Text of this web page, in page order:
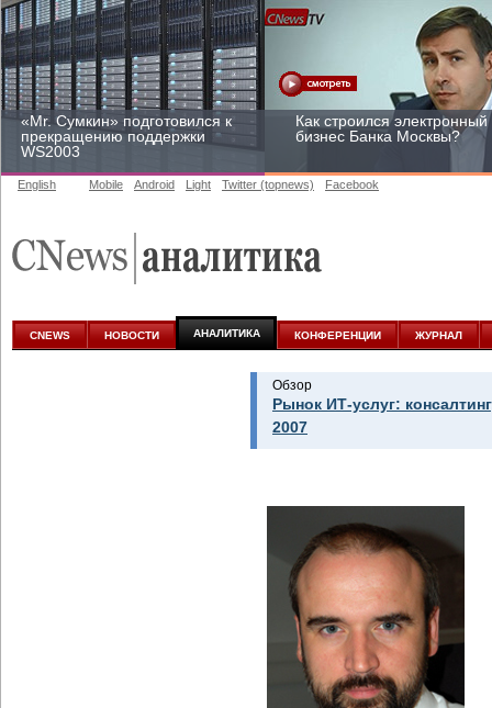
«Mr. Сумкин» подготовился к
прекращению поддержки
WS2003
Как строился электронный
бизнес Банка Москвы?
к аналитике
участвовать
English Mobile Android Light Twitter (topnews) Facebook
CNEWS НОВОСТИ АНАЛИТИКА КОНФЕРЕНЦИИ ЖУРНАЛ
Обзор
Рынок ИТ-услуг:
2007